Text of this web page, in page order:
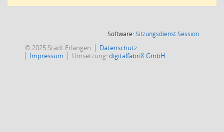
Software:SitzungsdienstSession(Wird in
© 2025 Stadt Erlangen
Datenschutz
Impressum
Umsetzung:digitalfabriX GmbH